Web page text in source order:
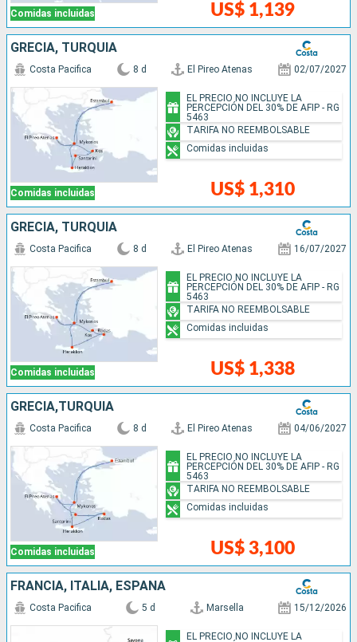
Comidas incluidas US$ 1,139
GRECIA, TURQUÍA
Comidas incluidas
Costa Pacifica 8 d El Pireo Atenas 02/07/2027
US$ 1,310
EL PRECIO NO INCLUYE LA
PERCEPCIÓN DEL 30% DE AFIP - RG
5463
TARIFA NO REEMBOLSABLE
Comidas incluidas
GRECIA, TURQUÍA
Comidas incluidas
Costa Pacifica 8 d El Pireo Atenas 16/07/2027
US$ 1,338
EL PRECIO NO INCLUYE LA
PERCEPCIÓN DEL 30% DE AFIP - RG
5463
TARIFA NO REEMBOLSABLE
Comidas incluidas
GRECIA,TURQUÍA
Comidas incluidas
Costa Pacifica 8 d El Pireo Atenas 04/06/2027
US$ 3,100
EL PRECIO NO INCLUYE LA
PERCEPCIÓN DEL 30% DE AFIP - RG
5463
TARIFA NO REEMBOLSABLE
Comidas incluidas
FRANCIA, ITALIA, ESPAÑA
Costa Pacifica 5 d Marsella 15/12/2026
EL PRECIO NO INCLUYE LA